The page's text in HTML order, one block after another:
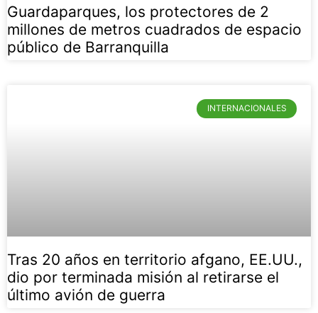
Guardaparques, los protectores de 2
millones de metros cuadrados de espacio
público de Barranquilla
INTERNACIONALES
Tras 20 años en territorio afgano, EE.UU.,
dio por terminada misión al retirarse el
último avión de guerra